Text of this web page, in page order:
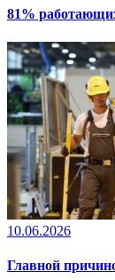
81%
10.06.2026
Главной